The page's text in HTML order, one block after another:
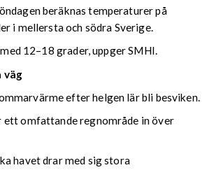
beräknas temperaturer på
i mellersta och södra Sverige.
12–18 grader, uppger SMHI.
väg
efter helgen lär bli besviken.
ett omfattande regnområde in över
havet drar med sig stora